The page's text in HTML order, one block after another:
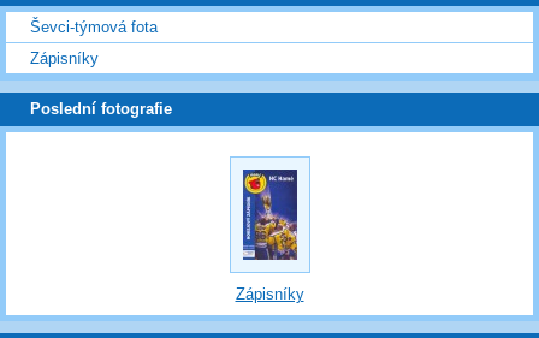
Ševci-týmová fota
Zápisníky
Poslední fotografie
Zápisníky